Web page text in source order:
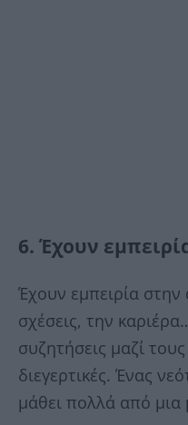
6. Έχουν
Έχουν εμπειρία
σχέσεις, την
συζητήσεις μαζί
διεγερτικές. Ένας
μάθει πολλά από μια